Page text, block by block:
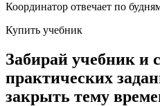
Координатор отвечает по
Купить учебник
Забирай учебник и
практических
закрыть тему